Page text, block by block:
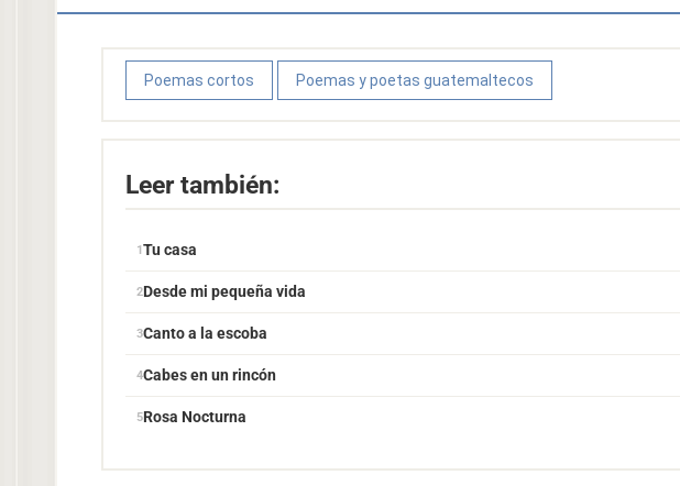
Poemas cortos Poemas y poetas guatemaltecos
Leer también:
Tu casa
Desde mi pequeña vida
Canto a la escoba
Cabes en un rincón
Rosa Nocturna